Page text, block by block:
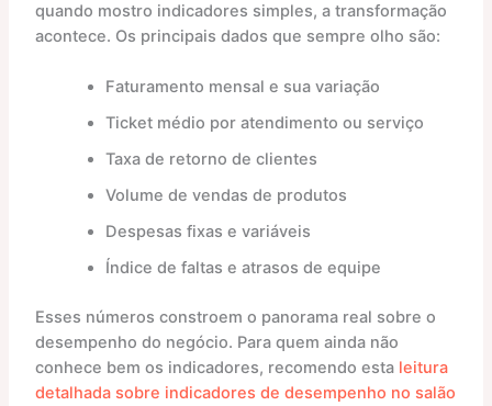
quando mostro indicadores simples, a transformação
acontece. Os principais dados que sempre olho são:
Faturamento mensal e sua variação
Ticket médio por atendimento ou serviço
Taxa de retorno de clientes
Volume de vendas de produtos
Despesas fixas e variáveis
Índice de faltas e atrasos de equipe
Esses números constroem o panorama real sobre o
desempenho do negócio. Para quem ainda não
conhece bem os indicadores, recomendo esta leitura
detalhada sobre indicadores de desempenho no salão